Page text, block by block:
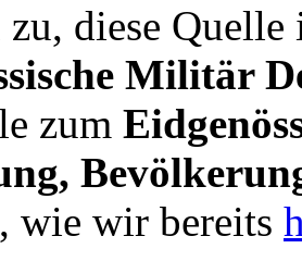
diese Quelle
Militär
zum
wie wir bereits